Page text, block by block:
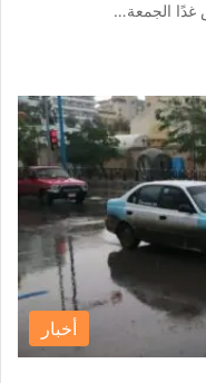
غدًا الجمعة…
أخبار